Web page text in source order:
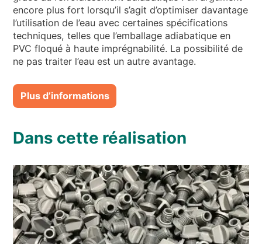
encore plus fort lorsqu’il s’agit d’optimiser davantage
l’utilisation de l’eau avec certaines spécifications
techniques, telles que l’emballage adiabatique en
PVC floqué à haute imprégnabilité. La possibilité de
ne pas traiter l’eau est un autre avantage.
Plus d’informations
Dans cette réalisation